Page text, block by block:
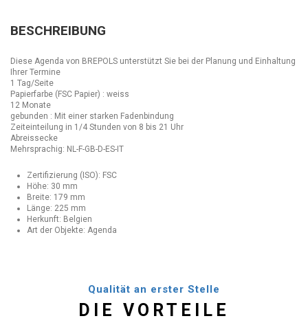
BESCHREIBUNG
Diese Agenda von BREPOLS unterstützt Sie bei der Planung und Einhaltung
Ihrer Termine
1 Tag/Seite
Papierfarbe (FSC Papier) : weiss
12 Monate
gebunden : Mit einer starken Fadenbindung
Zeiteinteilung in 1/4 Stunden von 8 bis 21 Uhr
Abreissecke
Mehrsprachig: NL-F-GB-D-ES-IT
Zertifizierung (ISO): FSC
Höhe: 30 mm
Breite: 179 mm
Länge: 225 mm
Herkunft: Belgien
Art der Objekte: Agenda
Qualität an erster Stelle
DIE VORTEILE